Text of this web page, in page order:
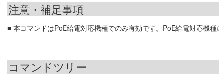
注意・補足事項
■ 本コマンドはPoE給電対応機種でのみ有効です。PoE給電対応機種
コマンドツリー